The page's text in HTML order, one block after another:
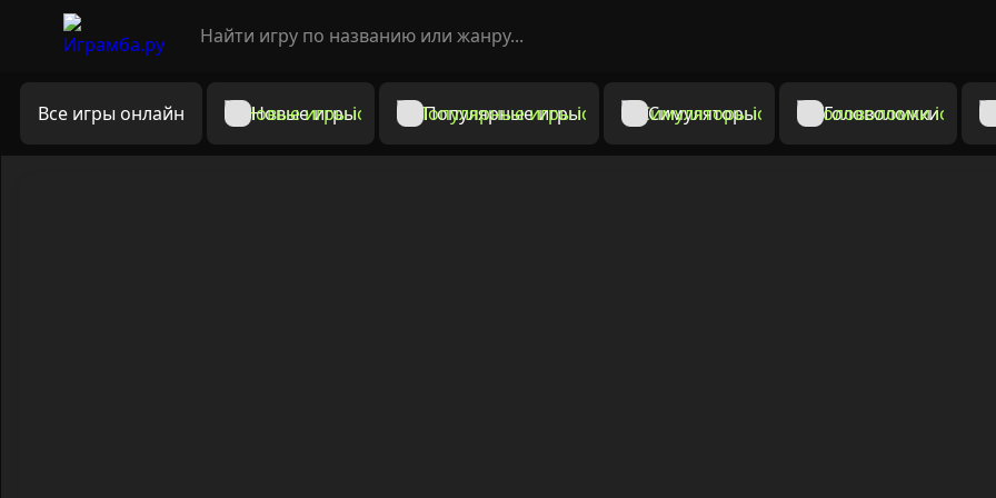
Все игры онлайн Новые игры Популярные игры Симуляторы Головоломки